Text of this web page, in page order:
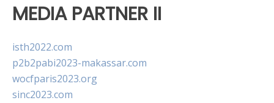
MEDIA PARTNER II
isth2022.com
p2b2pabi2023-makassar.com
wocfparis2023.org
sinc2023.com